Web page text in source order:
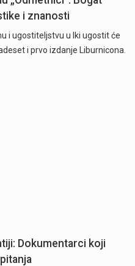
i znanosti
i ugostiteljstvu u Iki ugostit će
i prvo izdanje Liburnicona.
Dokumentarci koji